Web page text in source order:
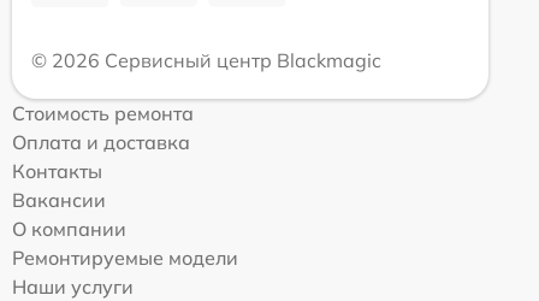
© 2026 Сервисный центр Blackmagic
Стоимость ремонта
Оплата и доставка
Контакты
Вакансии
О компании
Ремонтируемые модели
Наши услуги